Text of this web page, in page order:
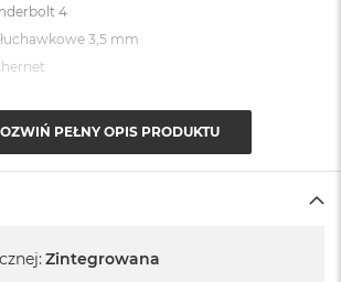
4
3,5 mm
macOS Sequoia
z darmową aktualizacją.
PEŁNY OPIS PRODUKTU
: Zintegrowana